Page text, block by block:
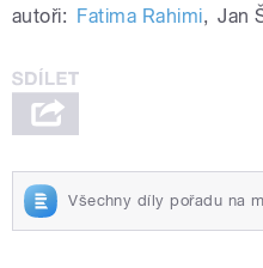
autoři: Fatima Rahimi, Jan
Všechny díly pořadu na